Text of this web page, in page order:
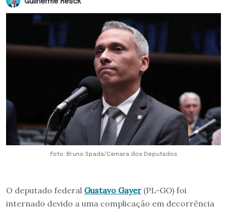
Foto: Bruno Spada/Câmara dos Deputados
O deputado federal Gustavo Gayer (PL-GO) foi
internado devido a uma complicação em decorrência